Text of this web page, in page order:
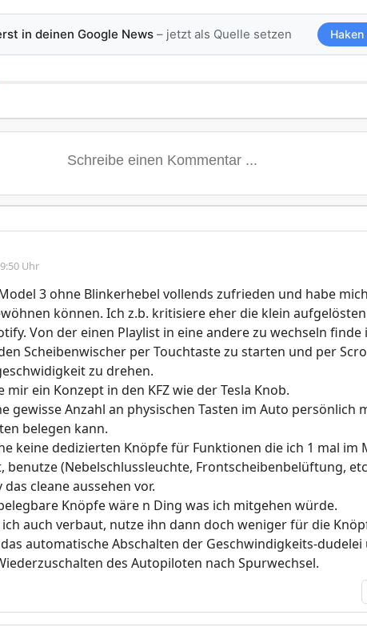
in deinen Google News– jetzt als Quelle setzen
Uhr
3 ohne Blinkerhebel vollends zufrieden und habe
können. Ich z.b. kritisiere eher die klein aufgelösten
Von der einen Playlist in eine andere zu wechseln finde
Scheibenwischer per Touchtaste zu starten und per
zu drehen.
mir ein Konzept in den KFZ wie der Tesla Knob.
gewisse Anzahl an physischen Tasten im Auto persönlich
belegen kann.
keine dedizierten Knöpfe für Funktionen die ich 1 mal im
benutze (Nebelschlussleuchte, Frontscheibenbelüftung,
cleane aussehen vor.
Knöpfe wäre n Ding was ich mitgehen würde.
ich auch verbaut, nutze ihn dann doch weniger für die
automatische Abschalten der Geschwindigkeits-dudelei
des Autopiloten nach Spurwechsel.